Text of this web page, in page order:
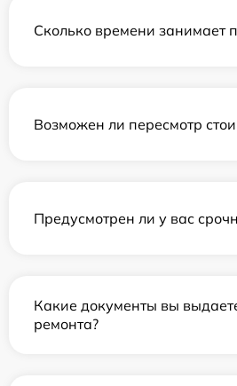
Сколько времени занимает
Возможен ли пересмотр
Предусмотрен ли у вас
Какие документы вы
ремонта?